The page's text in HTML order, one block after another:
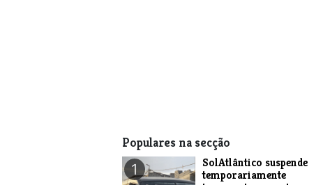
Populares na secção
1
SolAtlântico suspende
temporariamente